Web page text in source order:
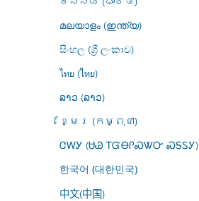
മലയാളം (ഇന്ത്യ)
සිංහල (ශ්‍රී ලංකාව)
ไทย (ไทย)
ລາວ (ລາວ)
ខ្មែរ (កម្ពុជា)
ᏣᎳᎩ (ᏌᏊ ᎢᏳᎾᎵᏍᏔᏅ ᏍᎦᏚᎩ)
한국어 (대한민국)
中文(中国)